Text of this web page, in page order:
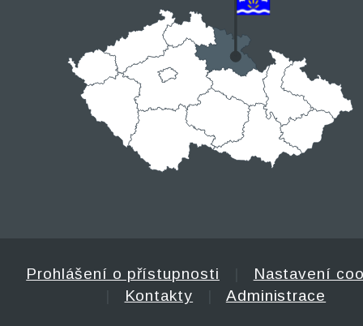
Prohlášení o přístupnosti
Nastavení
Kontakty Administrace